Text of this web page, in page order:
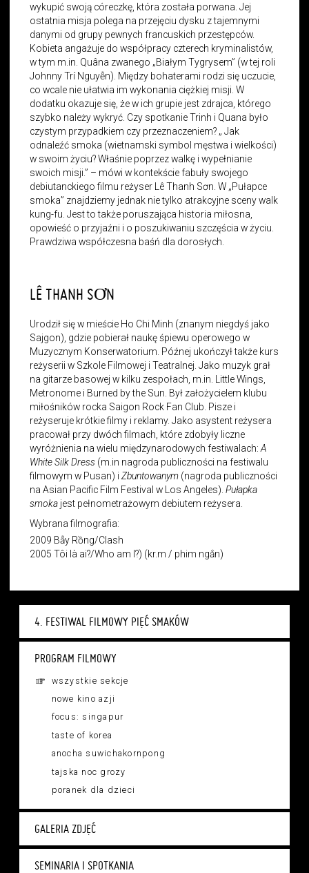
4. FESTIWAL FILMOWY PIĘĆ SMAKÓW
PROGRAM FILMOWY
wszystkie sekcje
nowe kino azji
focus: singapur
taste of korea
anocha suwichakornpong
tajska noc grozy
poranek dla dzieci
GALERIA ZDJĘĆ
SEMINARIA I SPOTKANIA
wykupić swoją córeczkę, która została porwana. Jej
ostatnia misja polega na przejęciu dysku z tajemnymi
danymi od grupy pewnych francuskich przestępców.
Kobieta angażuje do współpracy czterech kryminalistów,
w tym m.in. Quâna zwanego „Białym Tygrysem” (w tej roli
Johnny Trí Nguyễn). Między bohaterami rodzi się uczucie,
co wcale nie ułatwia im wykonania ciężkiej misji. W
dodatku okazuje się, że w ich grupie jest zdrajca, którego
szybko należy wykryć. Czy spotkanie Trinh i Quana było
czystym przypadkiem czy przeznaczeniem? „ Jak
odnaleźć smoka (wietnamski symbol męstwa i wielkości)
w swoim życiu? Właśnie poprzez walkę i wypełnianie
swoich misji.” – mówi w kontekście fabuły swojego
debiutanckiego filmu reżyser Lê Thanh Sơn. W „Pułapce
smoka” znajdziemy jednak nie tylko atrakcyjne sceny walk
kung-fu. Jest to także poruszająca historia miłosna,
opowieść o przyjaźni i o poszukiwaniu szczęścia w życiu.
Prawdziwa współczesna baśń dla dorosłych.
LÊ THANH SƠN
Urodził się w mieście Ho Chi Minh (znanym niegdyś jako
Sajgon), gdzie pobierał naukę śpiewu operowego w
Muzycznym Konserwatorium. Późnej ukończył także kurs
reżyserii w Szkole Filmowej i Teatralnej. Jako muzyk grał
na gitarze basowej w kilku zespołach, m.in. Little Wings,
Metronome i Burned by the Sun. Był założycielem klubu
miłośników rocka Saigon Rock Fan Club. Pisze i
reżyseruje krótkie filmy i reklamy. Jako asystent reżysera
pracował przy dwóch filmach, które zdobyły liczne
wyróżnienia na wielu międzynarodowych festiwalach:A
White Silk Dress (m.in nagroda publiczności na festiwalu
filmowym w Pusan) iZbuntowanym (nagroda publiczności
na Asian Pacific Film Festival w Los Angeles). Pułapka
smoka jest pełnometrażowym debiutem reżysera.
Wybrana filmografia:
2009 Bẫy Rồng/Clash
2005 Tôi là ai?/Who am I?) (kr.m / phim ngắn)